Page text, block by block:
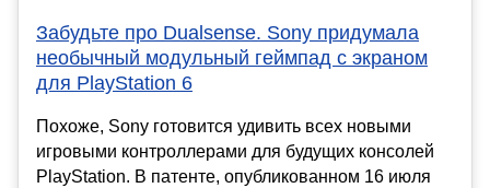
Забудьте про Dualsense. Sony придумала
необычный модульный геймпад с экраном
для PlayStation 6
Похоже, Sony готовится удивить всех новыми
игровыми контроллерами для будущих консолей
PlayStation. В патенте, опубликованном 16 июля